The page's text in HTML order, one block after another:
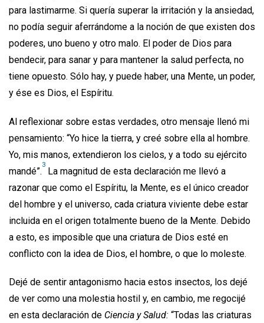
para lastimarme. Si quería superar la irritación y la ansiedad,
no podía seguir aferrándome a la noción de que existen dos
poderes, uno bueno y otro malo. El poder de Dios para
bendecir, para sanar y para mantener la salud perfecta, no
tiene opuesto. Sólo hay, y puede haber, una Mente, un poder,
y ése es Dios, el Espíritu.
Al reflexionar sobre estas verdades, otro mensaje llenó mi
pensamiento: “Yo hice la tierra, y creé sobre ella al hombre.
Yo, mis manos, extendieron los cielos, y a todo su ejército
mandé”.
3
La magnitud de esta declaración me llevó a
razonar que como el Espíritu, la Mente, es el único creador
del hombre y el universo, cada criatura viviente debe estar
incluida en el origen totalmente bueno de la Mente. Debido
a esto, es imposible que una criatura de Dios esté en
conflicto con la idea de Dios, el hombre, o que lo moleste.
Dejé de sentir antagonismo hacia estos insectos, los dejé
de ver como una molestia hostil y, en cambio, me regocijé
en esta declaración de Ciencia y Salud: “Todas las criaturas